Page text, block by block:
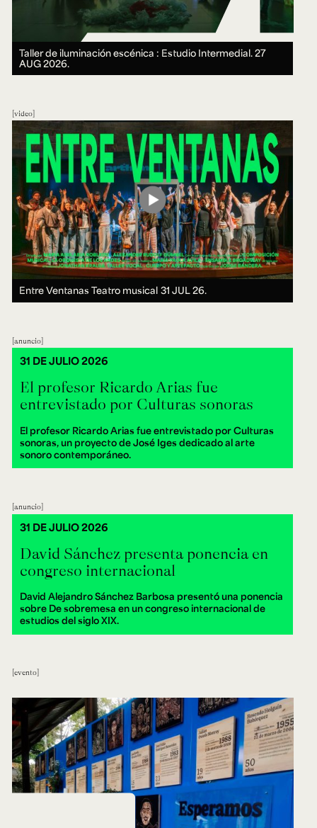
Taller de iluminación escénica : Estudio Intermedial.27
AUG 2026.
video
Entre Ventanas Teatro musical 31 JUL 26.
anuncio
El profesor Ricardo Arias fue
entrevistado por Culturas sonoras
El profesor Ricardo Arias fue entrevistado por Culturas
sonoras, un proyecto de José Iges dedicado al arte
sonoro contemporáneo.
31 DE JULIO 2026
anuncio
David Sánchez presenta ponencia en
congreso internacional
David Alejandro Sánchez Barbosa presentó una ponencia
sobre De sobremesa en un congreso internacional de
estudios del siglo XIX.
31 DE JULIO 2026
evento